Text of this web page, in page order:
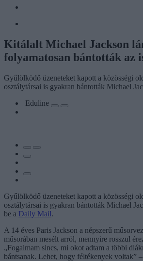
Kitálalt Michael Jackson
folyamatosan bántották az
Gyűlölködő üzeneteket kapott a közösségi
osztálytársai is gyakran bántották Michael
Eduline
Gyűlölködő üzeneteket kapott a közösségi
osztálytársai is gyakran bántották Michael
be a Daily Mail.
A 14 éves Paris Jackson a népszerű
műsorában mesélt arról, mennyire rosszul
„Fogalmam sincs, mi okot adtam a többi
bántsanak. Lehet, hogy féltékenyek voltak”